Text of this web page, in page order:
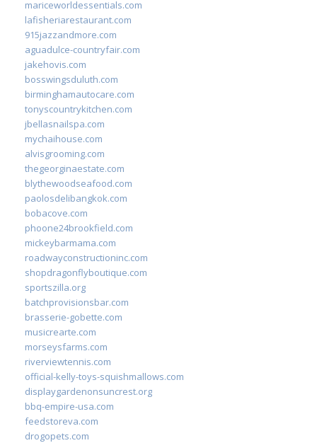
mariceworldessentials.com
lafisheriarestaurant.com
915jazzandmore.com
aguadulce-countryfair.com
jakehovis.com
bosswingsduluth.com
birminghamautocare.com
tonyscountrykitchen.com
jbellasnailspa.com
mychaihouse.com
alvisgrooming.com
thegeorginaestate.com
blythewoodseafood.com
paolosdelibangkok.com
bobacove.com
phoone24brookfield.com
mickeybarmama.com
roadwayconstructioninc.com
shopdragonflyboutique.com
sportszilla.org
batchprovisionsbar.com
brasserie-gobette.com
musicrearte.com
morseysfarms.com
riverviewtennis.com
official-kelly-toys-squishmallows.com
displaygardenonsuncrest.org
bbq-empire-usa.com
feedstoreva.com
drogopets.com